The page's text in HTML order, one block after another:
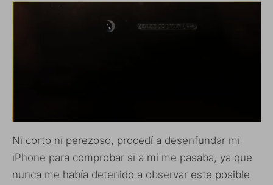
Ni corto ni perezoso, procedí a desenfundar mi
iPhone para comprobar si a mí me pasaba, ya que
nunca me había detenido a observar este posible